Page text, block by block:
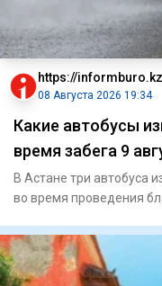
https://informburo.kz
08 Августа 2026 19:34
Какие автобусы
время забега 9
В Астане три автобуса
во время проведения